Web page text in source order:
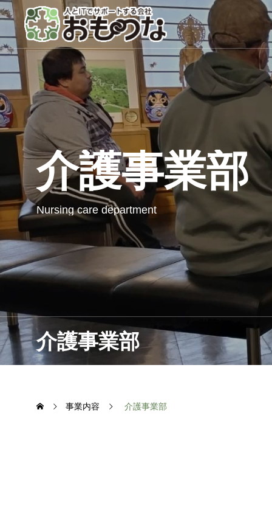
介護事業部
介護事業部
Nursing care department
事業内容 介護事業部